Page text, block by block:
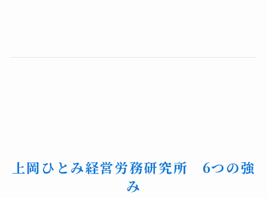
上岡ひとみ経営労務研究所 6つの強
み